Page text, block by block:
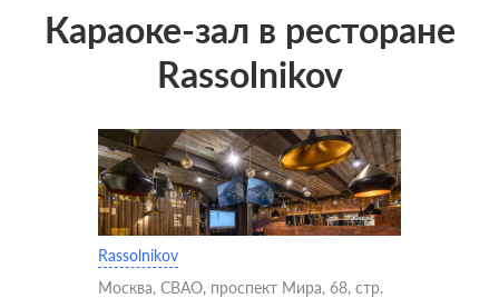
Караоке-зал в ресторане
Rassolnikov
Rassolnikov
Москва, СВАО, проспект Мира, 68, стр.